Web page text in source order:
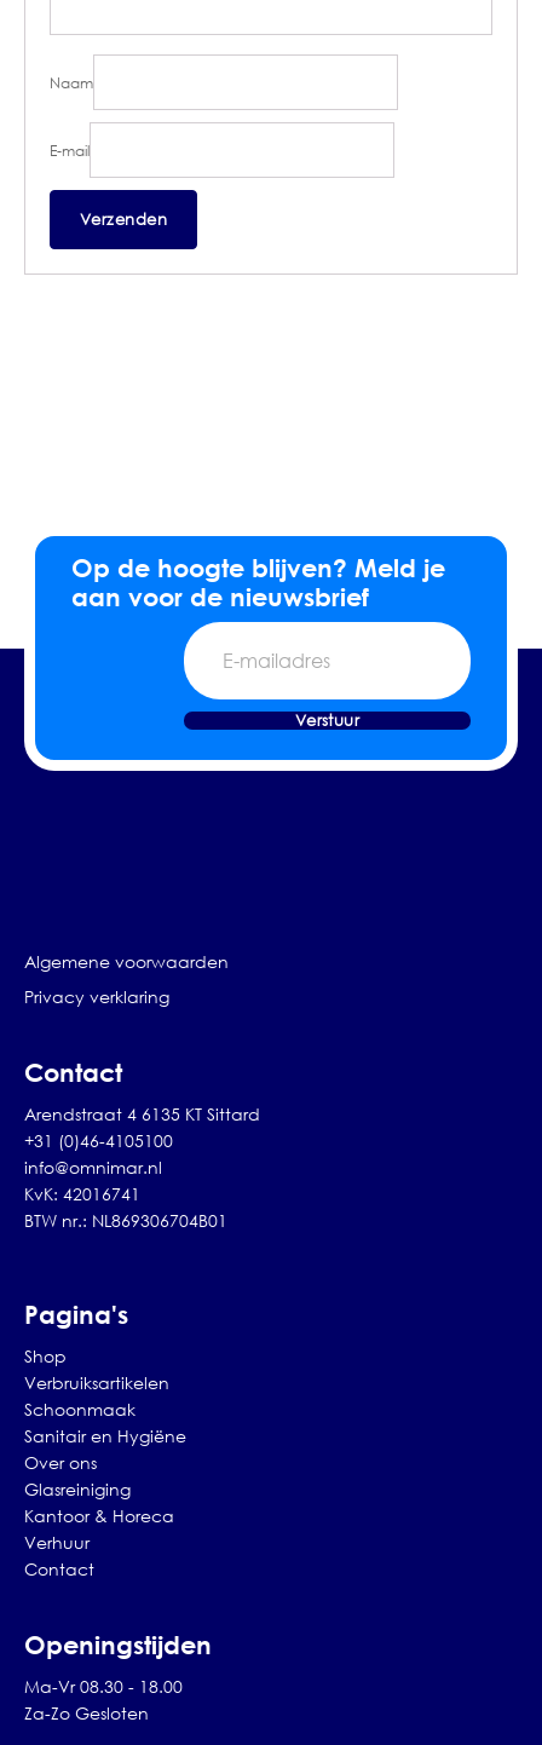
Naam
E-mail
Op de hoogte blijven? Meld je
aan voor de nieuwsbrief
E-
mailadres
Verstuur
Algemene voorwaarden
Privacy verklaring
Contact
Arendstraat 4 6135 KT Sittard
+31 (0)46-4105100
info@omnimar.nl
KvK: 42016741
BTW nr.: NL869306704B01
Pagina's
Shop
Verbruiksartikelen
Schoonmaak
Sanitair en Hygiëne
Over ons
Glasreiniging
Kantoor & Horeca
Verhuur
Contact
Openingstijden
Ma-Vr 08.30 - 18.00
Za-Zo Gesloten